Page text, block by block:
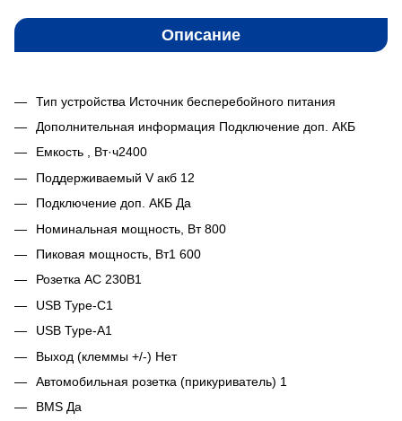
Описание
Тип устройства Источник бесперебойного питания
Дополнительная информация Подключение доп. АКБ
Емкость , Вт·ч2400
Поддерживаемый V акб 12
Подключение доп. АКБ Да
Номинальная мощность, Вт 800
Пиковая мощность, Вт1 600
Розетка AC 230В1
USB Type-С1
USB Type-A1
Выход (клеммы +/-) Нет
Автомобильная розетка (прикуриватель) 1
BMS Да